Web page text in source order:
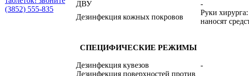
ДВУ
-
Дезинфекция кожных покровов
Руки хирурга:
наносят
СПЕЦИФИЧЕСКИЕ РЕЖИМЫ
Дезинфекция кувезов
-
Дезинфекция поверхностей против